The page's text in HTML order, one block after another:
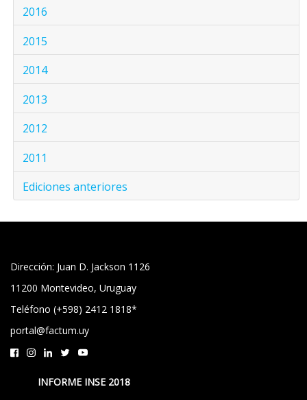
2016
2015
2014
2013
2012
2011
Ediciones anteriores
Dirección: Juan D. Jackson 1126
11200 Montevideo, Uruguay
Teléfono (+598) 2412 1818*
portal@factum.uy
INFORME INSE 2018